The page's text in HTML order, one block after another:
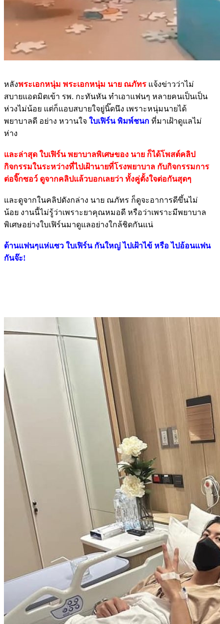
หลังพระเอกหนุ่ม พระเอกหนุ่ม นาย ณภัทร แจ้งข่าวว่าไม่
สบายแอดมิตเข้า รพ. กะทันหัน ทำเอาแฟนๆ หลายคนเป็นเป็น
ห่วงไม่น้อย แต่ก็แอบสบายใจยู่นิ๊ดนึง เพราะหนุ่มนายได้
พยาบาลดี อย่าง หวานใจ ใบเฟิร์น พิมพ์ชนก ที่มาเฝ้าดูแลไม่
ห่าง
และล่าสุด ใบเฟิร์น พยาบาลพิเศษของ นาย ก็ได้โพสต์คลิป
กิจกรรมในระหว่างที่ไปเฝ้านายที่โรงพยาบาล กับกิจกรรมการ
ต่อจิ๊กซอว์ ดูจากคลิปแล้วบอกเลยว่า ทั้งคู่ตั้งใจต่อกันสุดๆ
และดูจากในคลิปดังกล่าง นาย ณภัทร ก็ดูจะอาการดีขึ้นไม่
น้อย งานนี้ไม่รู้ว่าเพราะยาคุณหมอดี หรือว่าเพราะมีพยาบาล
พิเศษอย่างใบเฟิร์นมาดูแลอย่างใกล้ชิดกันแน่
ด้านแฟนๆแห่แซว ใบเฟิร์น กันใหญ่ ไปเฝ้าไข้ หรือ ไปอ้อนแฟน
กันจ๊ะ!